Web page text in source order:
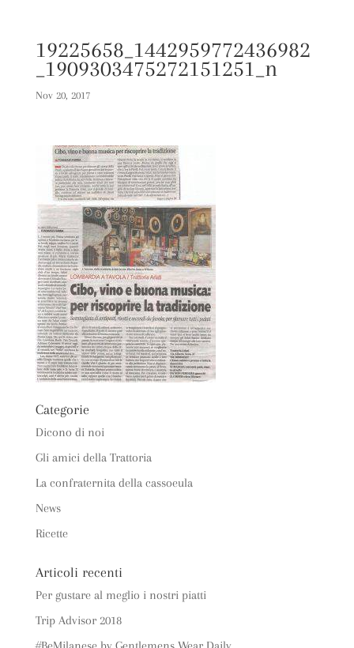
19225658_1442959772436982
_1909303475272151251_n
Nov 20, 2017
Categorie
Dicono di noi
Gli amici della Trattoria
La confraternita della cassoeula
News
Ricette
Articoli recenti
Per gustare al meglio i nostri piatti
Trip Advisor 2018